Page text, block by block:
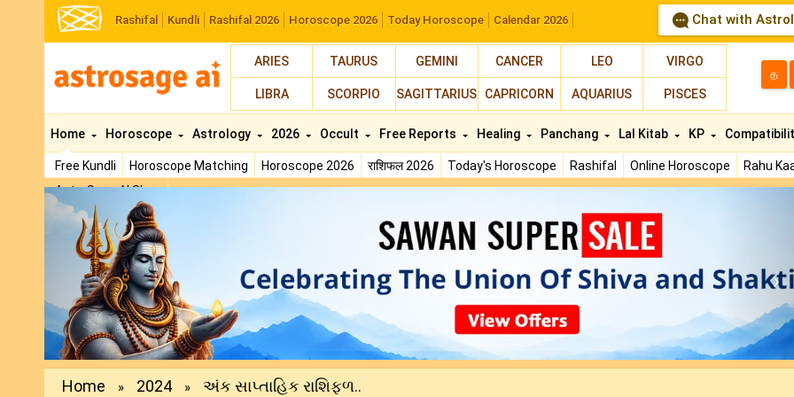
Rashifal Kundli Rashifal 2026 Horoscope 2026 Today Horoscope Calendar 2026 Chat with
ARIES TAURUS GEMINI CANCER LEO VIRGO
LIBRA SCORPIO SAGITTARIUS CAPRICORN AQUARIUS PISCES
த
Home
Free Kundli Horoscope Matching Horoscope 2026 राशिफल 2026 Today's Horoscope Rashifal Online Horoscope Rahu
AstroSage AI Shop
Horoscope Astrology 2026 Occult Free Reports Healing Panchang Lal Kitab KP
Previous
Home » 2024 » અંક સાપ્તાહિક રાશિફળ..